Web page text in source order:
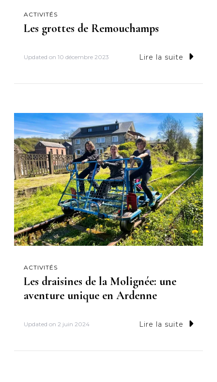
ACTIVITÉS
Les grottes de Remouchamps
Updated on 10 décembre 2023 Lire la suite
ACTIVITÉS
Les draisines de la Molignée: une
aventure unique en Ardenne
Updated on 2 juin 2024 Lire la suite